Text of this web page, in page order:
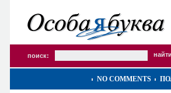
поиск:
NO COMMENTS